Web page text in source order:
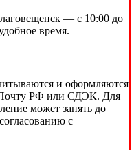
— с 10:00 до
время.
и оформляются
Почту РФ или СДЭК. Для
может занять до
с